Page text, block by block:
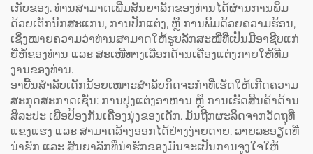
ເກັບຂອງ. ທ່ານສາມາດເພີ່ມສັນຍາລັກຂອງທ່ານໄດ້ຜ່ານການພິມ
ດ້ວຍເຕັກນິກສະແກນ, ການປັກແຕ່ງ, ຫຼື ການພິມດ້ວຍຄວາມຮ້ອນ,
ເຊິ່ງໝາຍຄວາມວ່າທ່ານສາມາດໃຫ້ຮູບລັກສະໜີ່ທີ່ເປັນມືອາຊີບແກ່
ຍີ່ຫໍ້ຂອງທ່ານ ແລະ ສະເໜີທາງເລືອກດ້ານເຄື່ອງແຕ່ງກາຍໃຫ້ທີມ
ງານຂອງທ່ານ.
ອາບີ້ນສຳລັບເດັກນ້ອຍເໝາະສຳລັບກິດຈະກຳທີ່ເຮັດໃຫ້ເກີດຄວາມ
ສະກຸດສະກາດເຊັ່ນ: ການປຸງແຕ່ງອາຫານ ຫຼື ການເຮັດສິນຄ້າດ້ານ
ສິລະປະ ເພື່ອປ້ອງກັນເຄື່ອງນຸ່ງຂອງເດັກ. ມັນຖືກຜະລິດຈາກວັດຖຸທີ່
ແຂງແຮງ ແລະ ສາມາດລ້າງອອກໄດ້ຢ່າງງ່າຍດາຍ. ລາຍລະອຽດທີ່
ນ່າຮັກ ແລະ ສັນຍາລັກທີ່ນ່າຮັກຂອງມັນຈະເປັນການຈູງໃຈໃຫ້